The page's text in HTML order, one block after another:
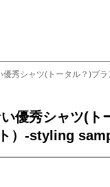
優秀シャツ(トータル？)ブ
優秀シャツ(ト
）-styling